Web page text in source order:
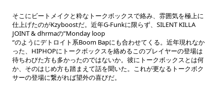
そこにビートメイクと粋なトークボックスで絡み、雰囲気を極上に
仕上げたのがKzyboostだ。近年G-Funkに限らず、SILENT KILLA
JOINT & dhrmaの”Monday loop
“のようにデトロイト系Boom Bapにも合わせてくる。近年現れなか
った、HIPHOPにトークボックスを絡めるこのプレイヤーの登場は
待ちわびた方も多かったのではないか。彼にトークボックスとは何
か、そのはじめ方も踏まえて話を聞いた。これが更なるトークボク
サーの登場に繋がれば望外の喜びだ。